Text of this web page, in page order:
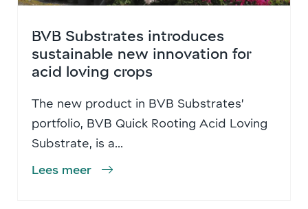
BVB Substrates introduces
sustainable new innovation for
acid loving crops
The new product in BVB Substrates’
portfolio, BVB Quick Rooting Acid Loving
Substrate, is a...
Lees meer